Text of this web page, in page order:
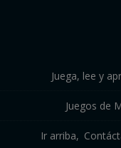
Juega, lee y
Juegos de
Ir arriba